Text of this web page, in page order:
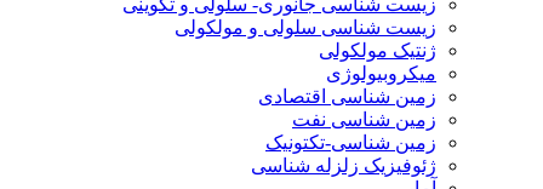
زیست شناسی سلولی و مولکولی
ژنتیک مولکولی
میکروبیولوژی
زمین شناسی اقتصادی
زمین شناسی نفت
زمین شناسی-تکتونیک
ژئوفیزیک زلزله شناسی